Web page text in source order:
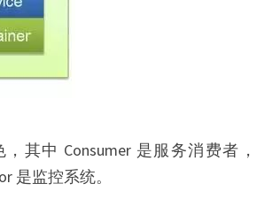
其中 Consumer 是服务消费者，
是监控系统。